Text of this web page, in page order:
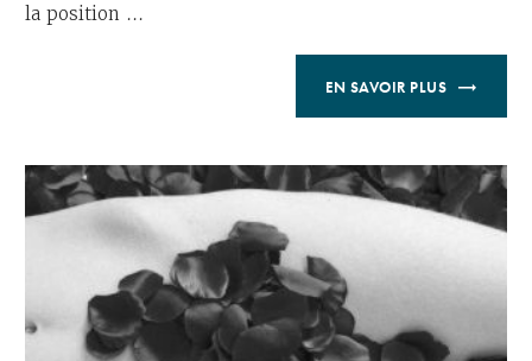
la position ...
EN SAVOIR PLUS